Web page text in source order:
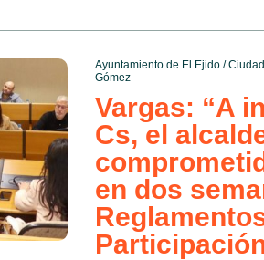
Ayuntamiento de El Ejido/
Gómez
Vargas: “A
Cs, el
en dos